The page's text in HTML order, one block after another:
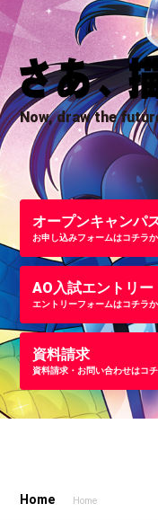
Now, draw the
オープンキャンパ
お申し込みフォームはコチラ
AO入試エントリー
エントリーフォームはコチラ
資料請求
資料請求・お問い合わせはコ
Home Home